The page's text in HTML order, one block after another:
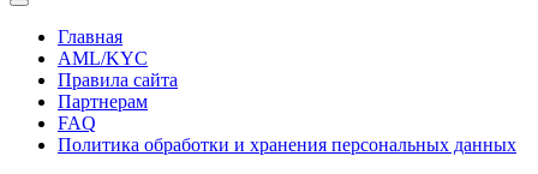
Главная
AML/KYC
Правила сайта
Партнерам
FAQ
Политика обработки и хранения персональных данных